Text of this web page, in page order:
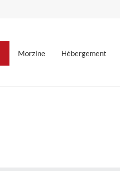
Morzine Hébergement